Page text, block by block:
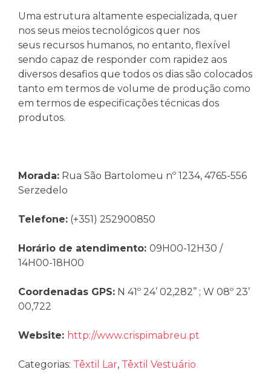
Uma estrutura altamente especializada, quer
nos seus meios tecnológicos quer nos
seus recursos humanos, no entanto, flexível
sendo capaz de responder com rapidez aos
diversos desafios que todos os dias são colocados
tanto em termos de volume de produção como
em termos de especificações técnicas dos
produtos.
Morada: Rua São Bartolomeu nº 1234, 4765-556
Serzedelo
Telefone: (+351) 252900850
Horário de atendimento: 09H00-12H30 /
14H00-18H00
Coordenadas GPS: N 41º 24’ 02,282’’ ; W 08º 23’
00,722
Website: http://www.crispimabreu.pt
Categorias: Têxtil Lar, Têxtil Vestuário